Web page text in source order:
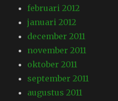
februari 2012
januari 2012
december 2011
november 2011
oktober 2011
september 2011
augustus 2011